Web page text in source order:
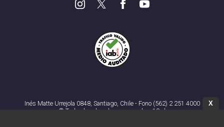
Inés Matte Urrejola 0848, Santiago, Chile - Fono (562) 2 251 4000
© Todos los derechos reservados. 13.cl
X